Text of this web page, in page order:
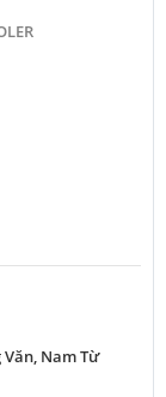
Nam Từ